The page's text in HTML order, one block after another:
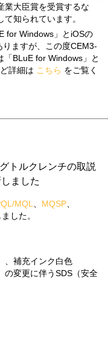
業大臣賞を受賞するな
知られています。
for Windows」とiOSの
りますが、この度CEM3-
「BLuE for Windows」と
詳細は こちら をご覧く
トルクレンチの取説
ました
MQL MQSP
した。
、補充インク白色
の変更に伴うSDS（安全